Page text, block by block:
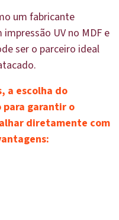
um fabricante
UV no MDF e
ser o parceiro ideal
a escolha do
garantir o
diretamente com